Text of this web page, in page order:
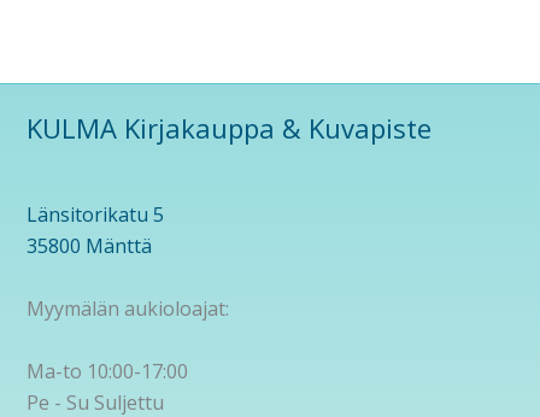
KULMA Kirjakauppa & Kuvapiste
Länsitorikatu 5
35800 Mänttä
Myymälän aukioloajat:
Ma-to 10:00-17:00
Pe - Su Suljettu